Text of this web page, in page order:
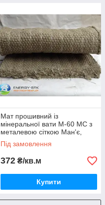
Мат прошивний із
мінеральної вати М-60 МС з
металевою сіткою Ман'є,
товщина 70 мм
Під замовлення
372 ₴/кв.м
Купити